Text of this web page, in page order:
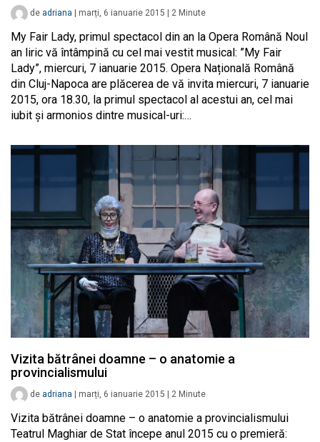
de adriana marți, 6 ianuarie 2015 2 Minute
My Fair Lady, primul spectacol din an la Opera Română Noul
an liric vă întâmpină cu cel mai vestit musical: ”My Fair
Lady”, miercuri, 7 ianuarie 2015. Opera Națională Română
din Cluj-Napoca are plăcerea de vă invita miercuri, 7 ianuarie
2015, ora 18.30, la primul spectacol al acestui an, cel mai
iubit și armonios dintre musical-uri:…
Vizita bătrânei doamne – o anatomie a
provincialismului
de adriana marți, 6 ianuarie 2015 2 Minute
Vizita bătrânei doamne – o anatomie a provincialismului
Teatrul Maghiar de Stat începe anul 2015 cu o premieră: